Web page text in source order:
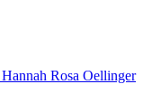
Rosa Oellinger